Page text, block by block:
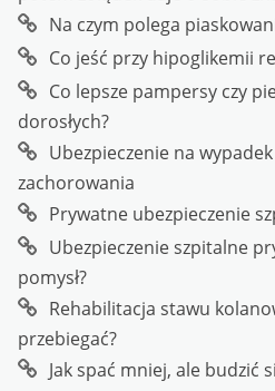
Na czym polega
Co jeść przy hipoglikemii
Co lepsze pampersy czy
dorosłych?
Ubezpieczenie na
zachorowania
Prywatne ubezpieczenie
Ubezpieczenie szpitalne
pomysł?
Rehabilitacja stawu
przebiegać?
Jak spać mniej, ale budzić